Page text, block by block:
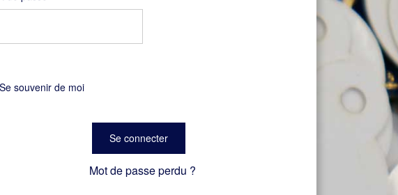
Se souvenir de moi
Se connecter
Mot de passe perdu ?